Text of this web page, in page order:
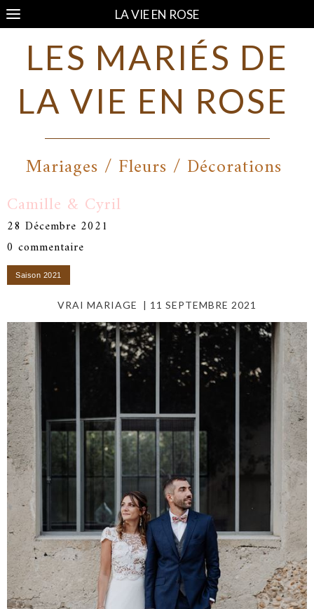
LA VIE EN ROSE
LES MARIÉS DE
LA VIE EN ROSE
Mariages / Fleurs / Décorations
Camille & Cyril
28 Décembre 2021
0 commentaire
VRAI MARIAGE | 11 SEPTEMBRE 2021